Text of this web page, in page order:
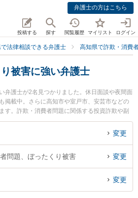
弁護士の方はこちら
投稿する 探す 閲覧履歴 マイリスト ログイン
法律相談できる弁護士 高知県で詐欺・消費
被害に強い弁護士
弁護士が2名見つかりました。休日面談や夜間面
掲載中。さらに高知市や室戸市、安芸市などの
す。詐欺・消費者問題に関係する投資詐欺や副
での絞り込み検索もでき便利です。特に御座法
いろ法律事務所の市川 耕士弁護士のプロフィー
豊富な近くの弁護士を検索したい』『初回相談
談できる高知県内の弁護士に相談予約したい』
すすめです。
変更
問題、ぼったくり被害 変更
変更